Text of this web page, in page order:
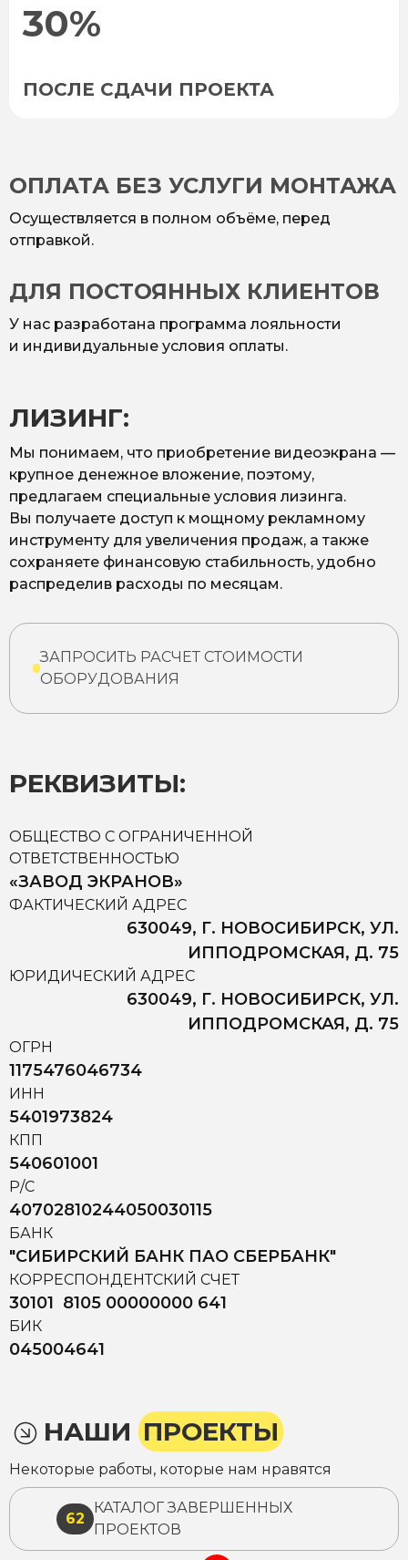
30%
ПОСЛЕ СДАЧИ ПРОЕКТА
ОПЛАТА БЕЗ УСЛУГИ МОНТАЖА
Осуществляется в полном объёме, перед
отправкой.
ДЛЯ ПОСТОЯННЫХ КЛИЕНТОВ
У нас разработана программа лояльности
и индивидуальные условия оплаты.
ЛИЗИНГ:
Мы понимаем, что приобретение видеоэкрана —
крупное денежное вложение, поэтому,
предлагаем специальные условия лизинга.
Вы получаете доступ к мощному рекламному
инструменту для увеличения продаж, а также
сохраняете финансовую стабильность, удобно
распределив расходы по месяцам.
ЗАПРОСИТЬ РАСЧЕТ СТОИМОСТИ
ОБОРУДОВАНИЯ
РЕКВИЗИТЫ:
ОБЩЕСТВО С ОГРАНИЧЕННОЙ
ОТВЕТСТВЕННОСТЬЮ
«ЗАВОД ЭКРАНОВ»
ФАКТИЧЕСКИЙ АДРЕС
630049, Г. НОВОСИБИРСК, УЛ.
ИППОДРОМСКАЯ, Д. 75
ЮРИДИЧЕСКИЙ АДРЕС
630049, Г. НОВОСИБИРСК, УЛ.
ИППОДРОМСКАЯ, Д. 75
ОГРН
1175476046734
ИНН
5401973824
КПП
540601001
Р/С
40702810244050030115
БАНК
"СИБИРСКИЙ БАНК ПАО СБЕРБАНК"
КОРРЕСПОНДЕНТСКИЙ СЧЕТ
30101 8105 00000000 641
БИК
045004641
НАШИ ПРОЕКТЫ
Некоторые работы, которые нам нравятся
62
КАТАЛОГ ЗАВЕРШЕННЫХ
ПРОЕКТОВ